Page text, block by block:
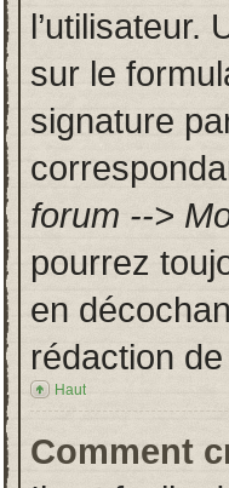
sur le
signature
forum -->
pourrez
en
rédaction
Haut
Comment